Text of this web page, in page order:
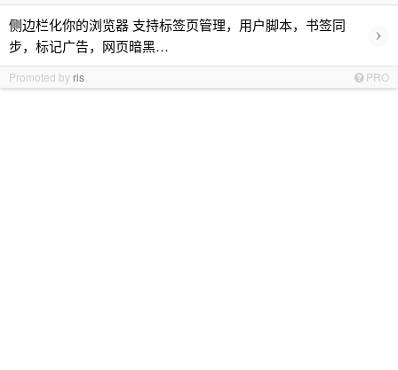
侧边栏化你的浏览器 支持标签页管理，用户脚本，书签同
步，标记广告，网页暗黑…
›
Promoted by ris PRO